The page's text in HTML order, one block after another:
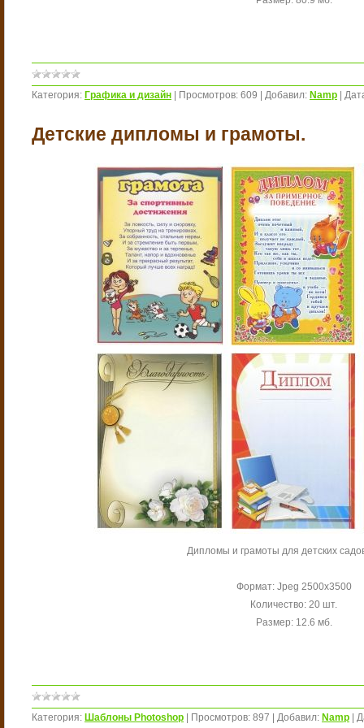
Категория: Графика и дизайн Просмотров: 609 Добавил: Namp
Детские дипломы и грамоты.
Дипломы и грамоты для детских
Формат: Jpeg 2500х3500
Количество: 20 шт.
Размер: 12.6 мб.
Категория: Шаблоны Photoshop Просмотров: 897 Добавил: Namp